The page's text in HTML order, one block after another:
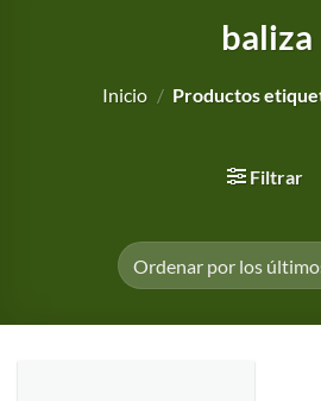
baliza
Inicio / Productos
Filtrar